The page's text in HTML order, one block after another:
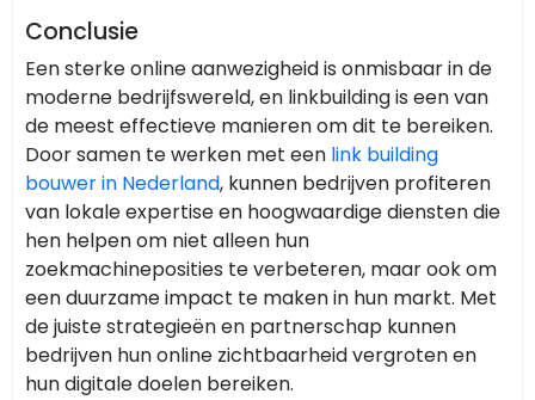
Conclusie
Een sterke online aanwezigheid is onmisbaar in de
moderne bedrijfswereld, en linkbuilding is een van
de meest effectieve manieren om dit te bereiken.
Door samen te werken met een link building
bouwer in Nederland, kunnen bedrijven profiteren
van lokale expertise en hoogwaardige diensten die
hen helpen om niet alleen hun
zoekmachineposities te verbeteren, maar ook om
een duurzame impact te maken in hun markt. Met
de juiste strategieën en partnerschap kunnen
bedrijven hun online zichtbaarheid vergroten en
hun digitale doelen bereiken.